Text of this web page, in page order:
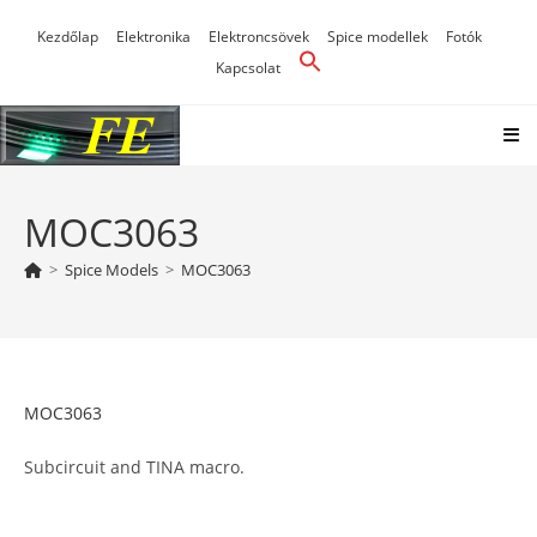
Kezdőlap Elektronika Elektroncsövek Spice modellek
Fotók
Kapcsolat
MOC3063
> Spice Models > MOC3063
MOC3063
Subcircuit and TINA macro.